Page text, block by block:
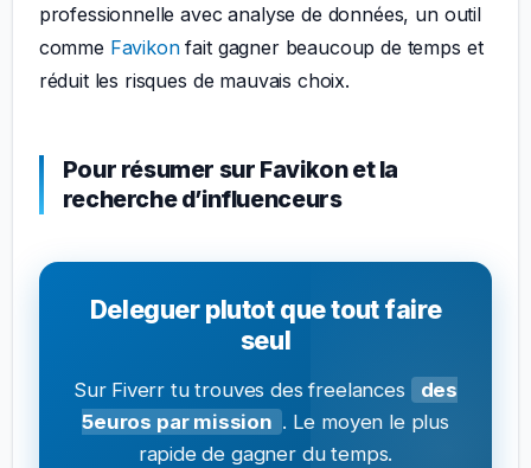
professionnelle avec analyse de données, un outil
comme Favikonfait gagner beaucoup de temps et
réduit les risques de mauvais choix.
Pour résumer sur Favikon et la
recherche d’influenceurs
Deleguer plutot que tout faire
seul
Sur Fiverr tu trouves des freelances
des
5euros par mission . Le moyen le plus
rapide de gagner du temps.